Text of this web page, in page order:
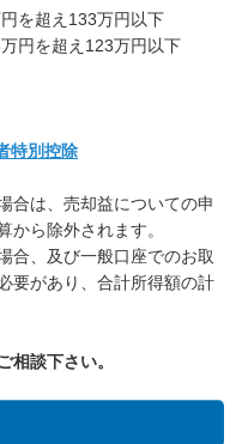
を超え133万円以下
円を超え123万円以下
特別控除
合は、売却益についての申
から除外されます。
合、及び一般口座でのお取
要があり、合計所得額の計
談下さい。